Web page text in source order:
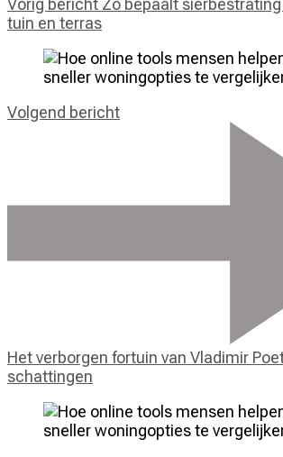
tuin en terras
Volgend bericht
Het verborgen fortuin van Vladimir
schattingen